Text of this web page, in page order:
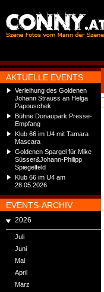
AKTUELLE EVENTS
Verleihung des Goldenen
Johann Strauss an Helga
Papouschek
Bühne Donaupark Presse-
Empfang
Klub 66 im U4 mit Tamara
Mascara
Goldenen Spargel für Mike
Süsser&Johann-Philipp
Spiegelfeld
Klub 66 im U4 am
28.05.2026
EVENTS-ARCHIV
2026
Juli
Juni
Mai
April
März